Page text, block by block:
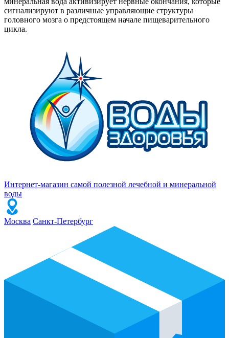
сигнализируют в различные управляющие структуры
головного мозга о предстоящем начале пищеварительного
цикла.
Интернет-магазин самой полезной лечебной и минеральной
воды
Москва Санкт-Петербург